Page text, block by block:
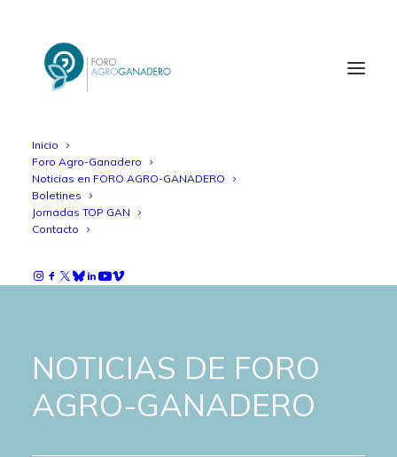
Inicio
Foro Agro-Ganadero
Noticias en FORO AGRO-GANADERO
Boletines
Jornadas TOP GAN
Contacto
NOTICIAS DE FORO
AGRO-GANADERO